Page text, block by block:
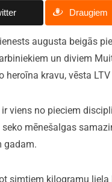
Draugiem
augusta beigās
un diviem
heroīna kravu, vēsta
viens no pieciem
mēnešalgas
gadam.
simtiem kilogramu